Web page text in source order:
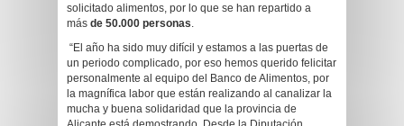
solicitado alimentos, por lo que se han repartido a
más de 50.000 personas.
“El año ha sido muy difícil y estamos a las puertas de
un periodo complicado, por eso hemos querido felicitar
personalmente al equipo del Banco de Alimentos, por
la magnífica labor que están realizando al canalizar la
mucha y buena solidaridad que la provincia de